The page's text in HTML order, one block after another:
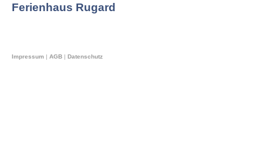
Ferienhaus Rugard
Impressum | AGB | Datenschutz